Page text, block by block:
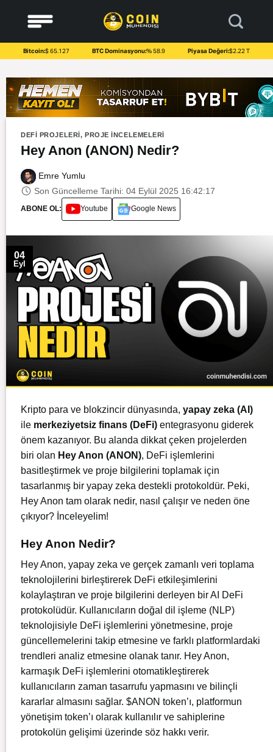
content
Bitcoin:$ 65.127 BTC Dominasyonu:% 58.9 Piyasa Değeri:$2.22 T
DEFI PROJELERI, PROJE İNCELEMELERI
Hey Anon (ANON) Nedir?
Emre Yumlu
Son Güncelleme Tarihi: 04 Eylül 2025 16:42:17
ABONE OL: Youtube Google News
04
Eyl
Kripto para ve blokzincir dünyasında, yapay zeka (AI)
ile merkeziyetsiz finans (DeFi) entegrasyonu giderek
önem kazanıyor. Bu alanda dikkat çeken projelerden
biri olan Hey Anon (ANON), DeFi işlemlerini
basitleştirmek ve proje bilgilerini toplamak için
tasarlanmış bir yapay zeka destekli protokoldür. Peki,
Hey Anon tam olarak nedir, nasıl çalışır ve neden öne
çıkıyor? İnceleyelim!
Hey Anon Nedir?
Hey Anon, yapay zeka ve gerçek zamanlı veri toplama
teknolojilerini birleştirerek DeFi etkileşimlerini
kolaylaştıran ve proje bilgilerini derleyen bir AI DeFi
protokolüdür. Kullanıcıların doğal dil işleme (NLP)
teknolojisiyle DeFi işlemlerini yönetmesine, proje
güncellemelerini takip etmesine ve farklı platformlardaki
trendleri analiz etmesine olanak tanır. Hey Anon,
karmaşık DeFi işlemlerini otomatikleştirerek
kullanıcıların zaman tasarrufu yapmasını ve bilinçli
kararlar almasını sağlar. $ANON token’ı, platformun
yönetişim token’ı olarak kullanılır ve sahiplerine
protokolün gelişimi üzerinde söz hakkı verir.